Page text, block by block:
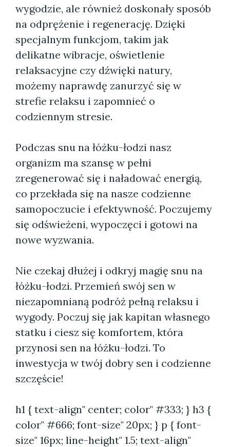
wygodzie, ale również doskonały sposób
na odprężenie i regenerację. Dzięki
specjalnym funkcjom, takim jak
delikatne wibracje, oświetlenie
relaksacyjne czy dźwięki natury,
możemy naprawdę zanurzyć się w
strefie relaksu i zapomnieć o
codziennym stresie.
Podczas snu na łóżku-łodzi nasz
organizm ma szansę w pełni
zregenerować się i naładować energią,
co przekłada się na nasze codzienne
samopoczucie i efektywność. Poczujemy
się odświeżeni, wypoczęci i gotowi na
nowe wyzwania.
Nie czekaj dłużej i odkryj magię snu na
łóżku-łodzi. Przemień swój sen w
niezapomnianą podróż pełną relaksu i
wygody. Poczuj się jak kapitan własnego
statku i ciesz się komfortem, która
przynosi sen na łóżku-łodzi. To
inwestycja w twój dobry sen i codzienne
szczęście!
h1 { text-align" center; color" #333; } h3 {
color" #666; font-size" 20px; } p { font-
size" 16px; line-height" 1.5; text-align"